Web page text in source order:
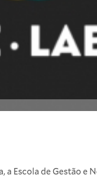
a Escola de Gestão